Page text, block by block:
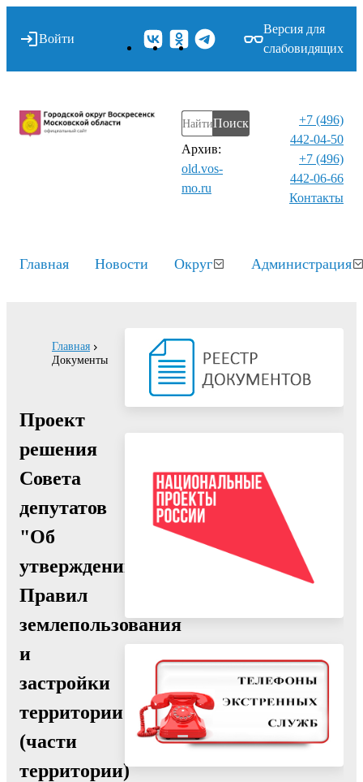
Войти
Версия для
слабовидящих
Поиск
Архив:
old.vos-
mo.ru
+7 (496)
442-04-50
+7 (496)
442-06-66
Контакты⁠
Главная Новости Округ Администрация
Главная
Документы
Проект
решения
Совета
депутатов
"Об
утверждении
Правил
землепользования
и
застройки
территории
(части
территории)